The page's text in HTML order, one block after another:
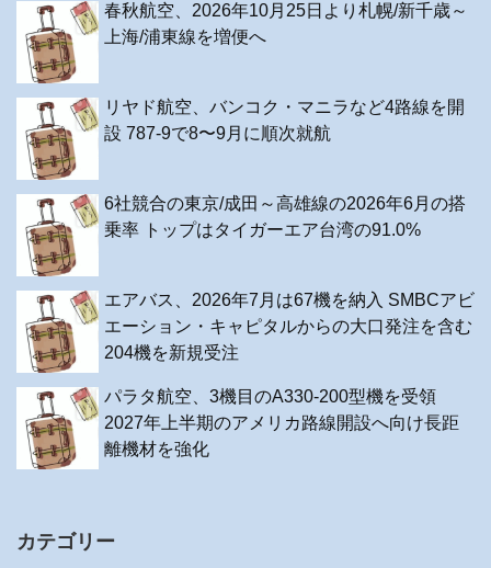
春秋航空、2026年10月25日より札幌/新千歳～
上海/浦東線を増便へ
リヤド航空、バンコク・マニラなど4路線を開
設 787-9で8〜9月に順次就航
6社競合の東京/成田～高雄線の2026年6月の搭
乗率 トップはタイガーエア台湾の91.0%
エアバス、2026年7月は67機を納入 SMBCアビ
エーション・キャピタルからの大口発注を含む
204機を新規受注
パラタ航空、3機目のA330-200型機を受領
2027年上半期のアメリカ路線開設へ向け長距
離機材を強化
カテゴリー